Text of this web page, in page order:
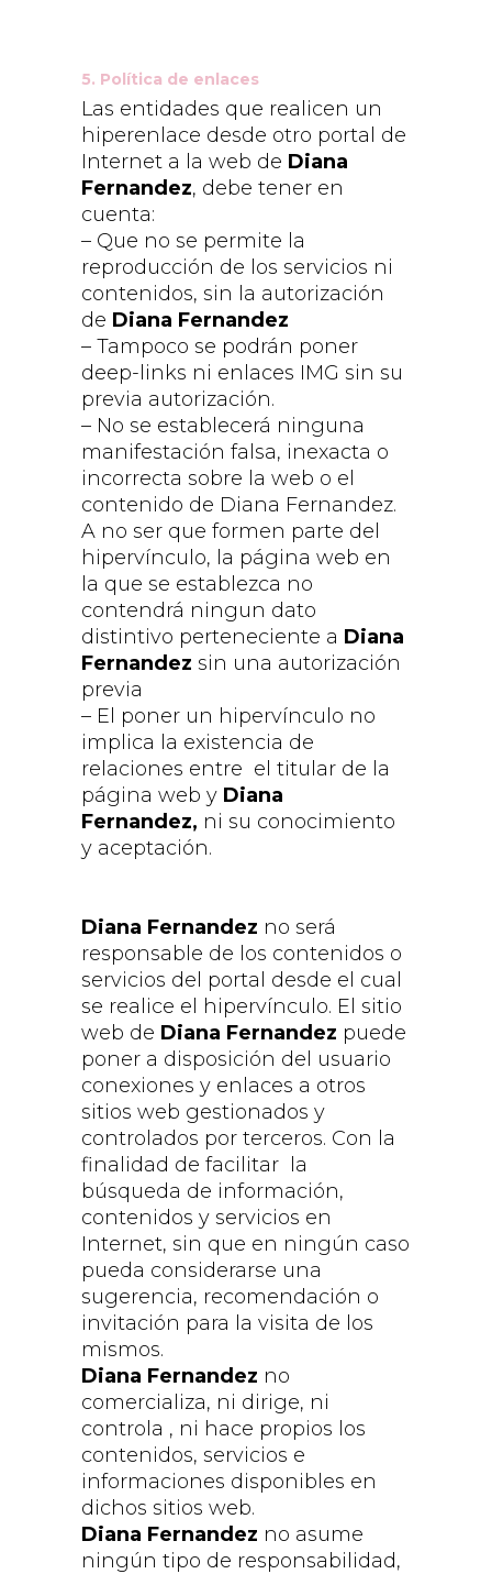
5. Política de enlaces
Las entidades que realicen un
hiperenlace desde otro portal de
Internet a la web de Diana
Fernandez, debe tener en
cuenta:
– Que no se permite la
reproducción de los servicios ni
contenidos, sin la autorización
de Diana Fernandez
– Tampoco se podrán poner
deep-links ni enlaces IMG sin su
previa autorización.
– No se establecerá ninguna
manifestación falsa, inexacta o
incorrecta sobre la web o el
contenido de Diana Fernandez.
A no ser que formen parte del
hipervínculo, la página web en
la que se establezca no
contendrá ningun dato
distintivo perteneciente a Diana
Fernandez sin una autorización
previa
– El poner un hipervínculo no
implica la existencia de
relaciones entre el titular de la
página web y Diana
Fernandez, ni su conocimiento
y aceptación.
Diana Fernandez no será
responsable de los contenidos o
servicios del portal desde el cual
se realice el hipervínculo. El sitio
web de Diana Fernandez puede
poner a disposición del usuario
conexiones y enlaces a otros
sitios web gestionados y
controlados por terceros. Con la
finalidad de facilitar la
búsqueda de información,
contenidos y servicios en
Internet, sin que en ningún caso
pueda considerarse una
sugerencia, recomendación o
invitación para la visita de los
mismos.
Diana Fernandez no
comercializa, ni dirige, ni
controla , ni hace propios los
contenidos, servicios e
informaciones disponibles en
dichos sitios web.
Diana Fernandez no asume
ningún tipo de responsabilidad,